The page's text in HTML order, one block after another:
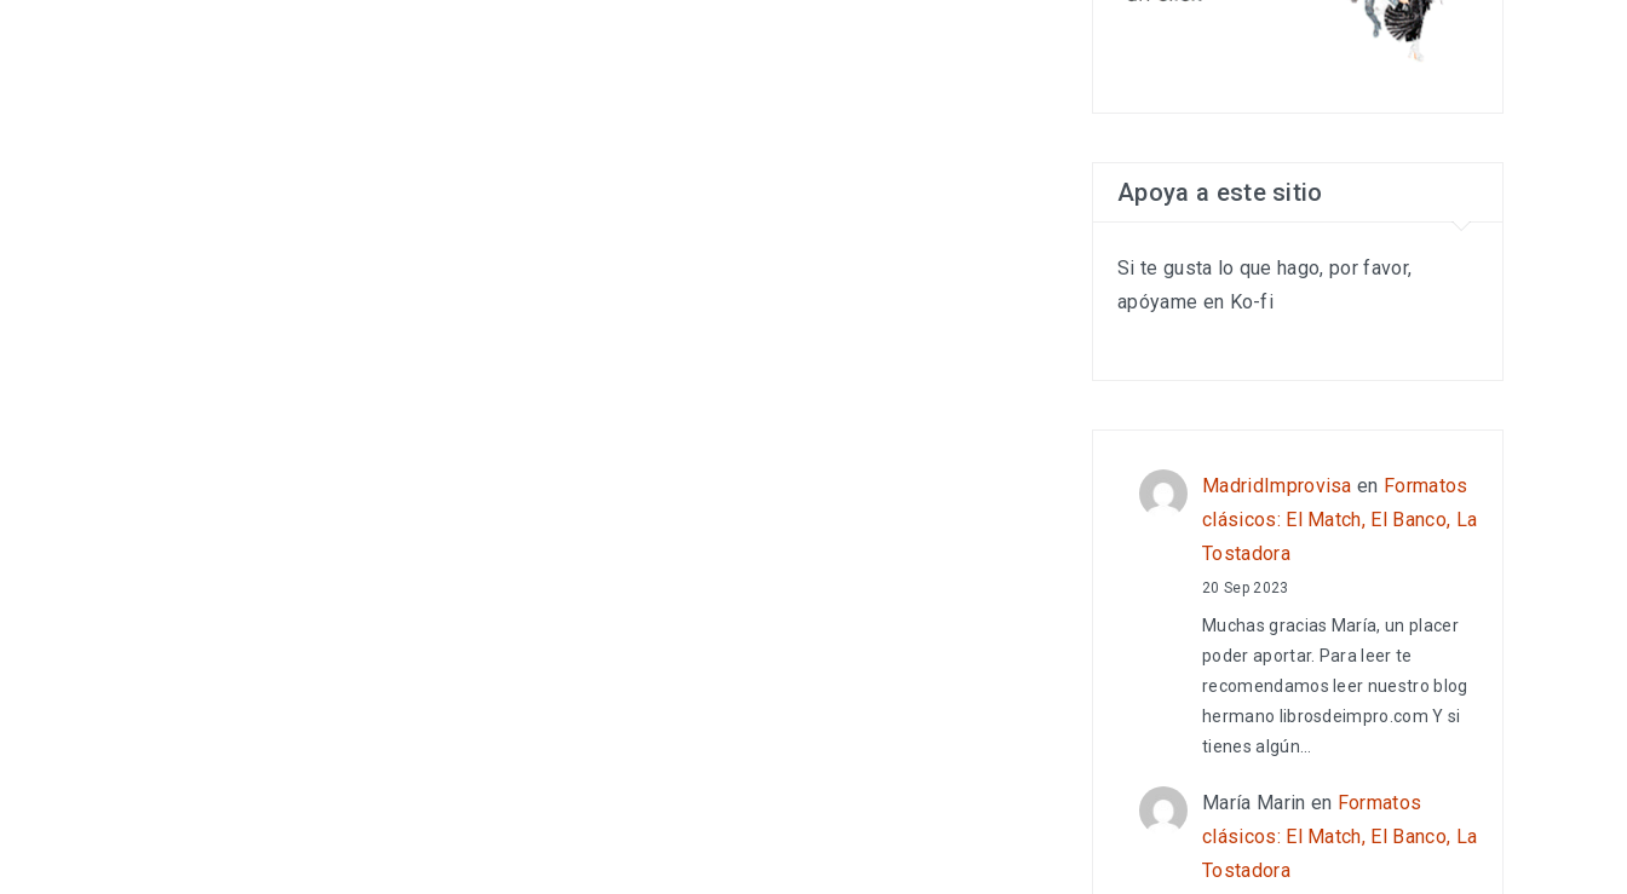
Apoya a este sitio
Si te gusta lo que hago, por favor,
apóyame en Ko-fi
MadridImprovisa en Formatos
clásicos: El Match, El Banco, La
Tostadora
20 Sep 2023
Muchas gracias María, un placer
poder aportar. Para leer te
recomendamos leer nuestro blog
hermano librosdeimpro.com Y si
tienes algún…
María Marin en Formatos
clásicos: El Match, El Banco, La
Tostadora